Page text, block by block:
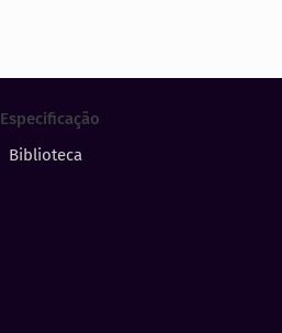
Especificação
Biblioteca